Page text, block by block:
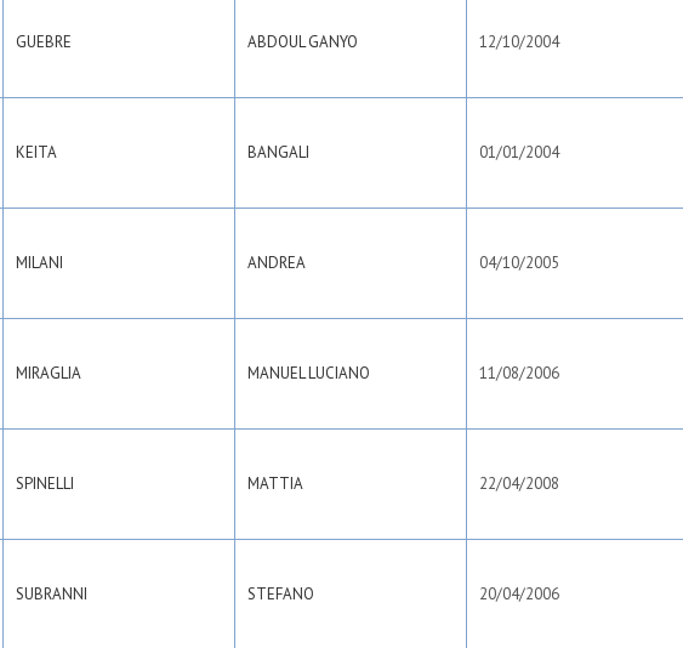
GUEBRE ABDOUL GANYO 12/10/2004
KEITA BANGALI 01/01/2004
MILANI ANDREA 04/10/2005
MIRAGLIA MANUEL LUCIANO 11/08/2006
SPINELLI MATTIA 22/04/2008
SUBRANNI STEFANO 20/04/2006